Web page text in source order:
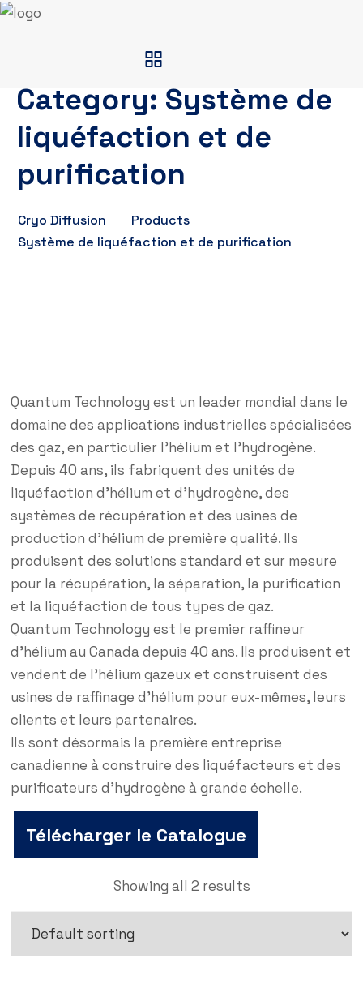
Category: Système de
liquéfaction et de
purification
Cryo Diffusion
Products
Système de liquéfaction et de purification
Quantum Technology est un leader mondial dans le
domaine des applications industrielles spécialisées
des gaz, en particulier l’hélium et l’hydrogène.
Depuis 40 ans, ils fabriquent des unités de
liquéfaction d’hélium et d’hydrogène, des
systèmes de récupération et des usines de
production d’hélium de première qualité. Ils
produisent des solutions standard et sur mesure
pour la récupération, la séparation, la purification
et la liquéfaction de tous types de gaz.
Quantum Technology est le premier raffineur
d’hélium au Canada depuis 40 ans. Ils produisent et
vendent de l’hélium gazeux et construisent des
usines de raffinage d’hélium pour eux-mêmes, leurs
clients et leurs partenaires.
Ils sont désormais la première entreprise
canadienne à construire des liquéfacteurs et des
purificateurs d’hydrogène à grande échelle.
Télécharger le Catalogue
Showing all 2 results